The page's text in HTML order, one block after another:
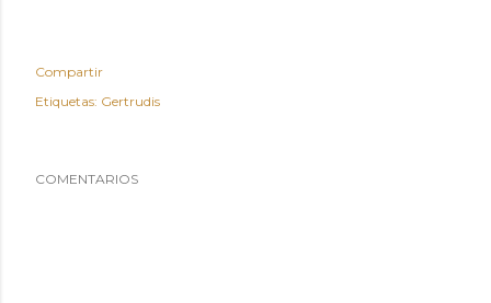
Compartir
Etiquetas: Gertrudis
COMENTARIOS